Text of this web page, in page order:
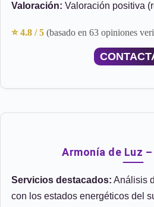
Valoración: Valoración positiva
⭐ 4.8 / 5 (basado en 63 opiniones
Armonía de Luz
Servicios destacados: Análisis
con los estados energéticos del